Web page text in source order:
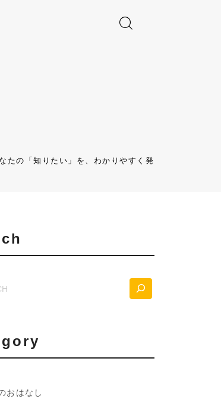
たの「知りたい」を、わかりやすく発
おはなし